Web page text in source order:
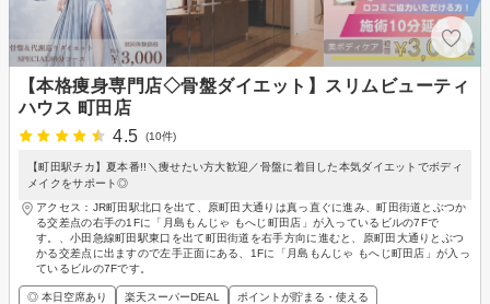
【本格痩身専門店◇骨盤ダイエット】スリムビューティ
ハウス 町田店
4.5
(10件)
【町田駅チカ】夏本番!!＼痩せたい方大歓迎／骨盤に着目した本気ダイエットでボディ
メイクをサポート◎
アクセス：JR町田駅北口を出て、原町田大通りは真っ直ぐに進み、町田街道とぶつか
る交差点の右手の1Fに「月島もんじゃ もへじ町田店」が入っているビルの7Fで
す。、小田急線町田駅東口を出て町田街道を右手方向に進むと、原町田大通りとぶつ
かる交差点に出ますので左手正面にある、1Fに「月島もんじゃ もへじ町田店」が入っ
ているビルの7Fです。
◎ 本日空席あり 楽天スーパーDEAL ポイントが貯まる・使える